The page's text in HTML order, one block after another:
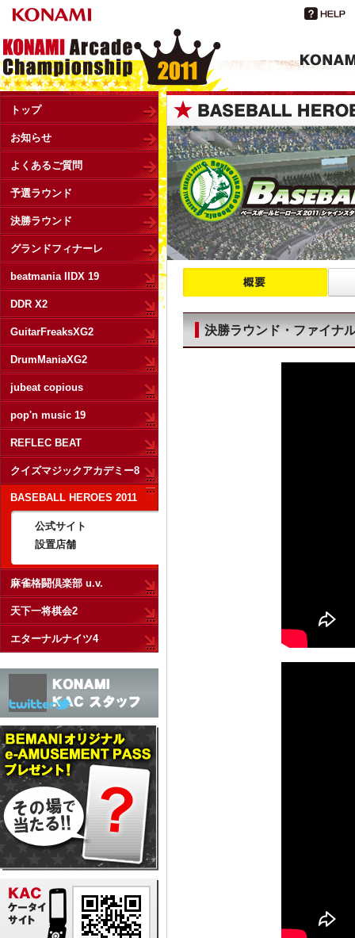
決勝ラウンド・ファイナ
トップ
お知らせ
よくあるご質問
予選ラウンド
決勝ラウンド
グランドフィナーレ
beatmania IIDX 19
DDR X2
GuitarFreaksXG2
DrumManiaXG2
jubeat copious
pop'n music 19
REFLEC BEAT
クイズマジックアカデミー8
BASEBALL HEROES 2011
公式サイト
設置店舗
麻雀格闘倶楽部 u.v.
天下一将棋会2
エターナルナイツ4